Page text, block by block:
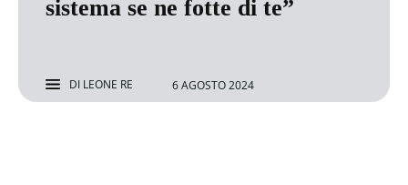
sistema se ne fotte di te”
DI LEONE RE 6 AGOSTO 2024